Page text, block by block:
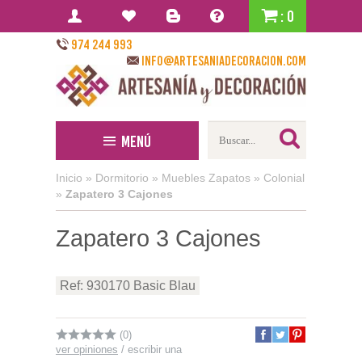
: 0
974 244 993
info@artesaniadecoracion.com
Menú
Inicio » Dormitorio » Muebles Zapatos » Colonial
» Zapatero 3 Cajones
Zapatero 3 Cajones
Ref: 930170 Basic Blau
(0)
ver opiniones / escribir una